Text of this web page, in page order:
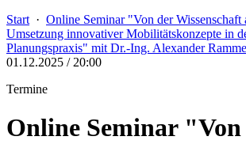
Start · Online Seminar "Von der Wissenschaft
Umsetzung innovativer Mobilitätskonzepte in
Planungspraxis" mit Dr.-Ing. Alexander
01.12.2025 / 20:00
Termine
Online Seminar